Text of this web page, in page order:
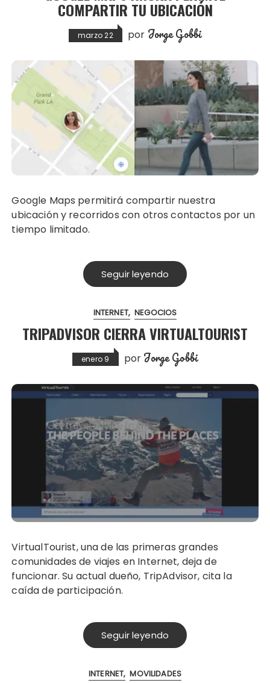
COMPARTIR TU UBICACIÓN
marzo 22 por Jorge Gobbi
Google Maps permitirá compartir nuestra
ubicación y recorridos con otros contactos por un
tiempo limitado.
Seguir leyendo
INTERNET NEGOCIOS
TRIPADVISOR CIERRA VIRTUALTOURIST
enero 9 por Jorge Gobbi
VirtualTourist, una de las primeras grandes
comunidades de viajes en Internet, deja de
funcionar. Su actual dueño, TripAdvisor, cita la
caída de participación.
Seguir leyendo
INTERNET MOVILIDADES